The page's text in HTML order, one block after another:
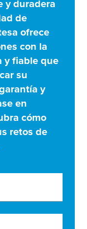
y duradera
de
ofrece
con la
y fiable que
su
y
en
cómo
retos de